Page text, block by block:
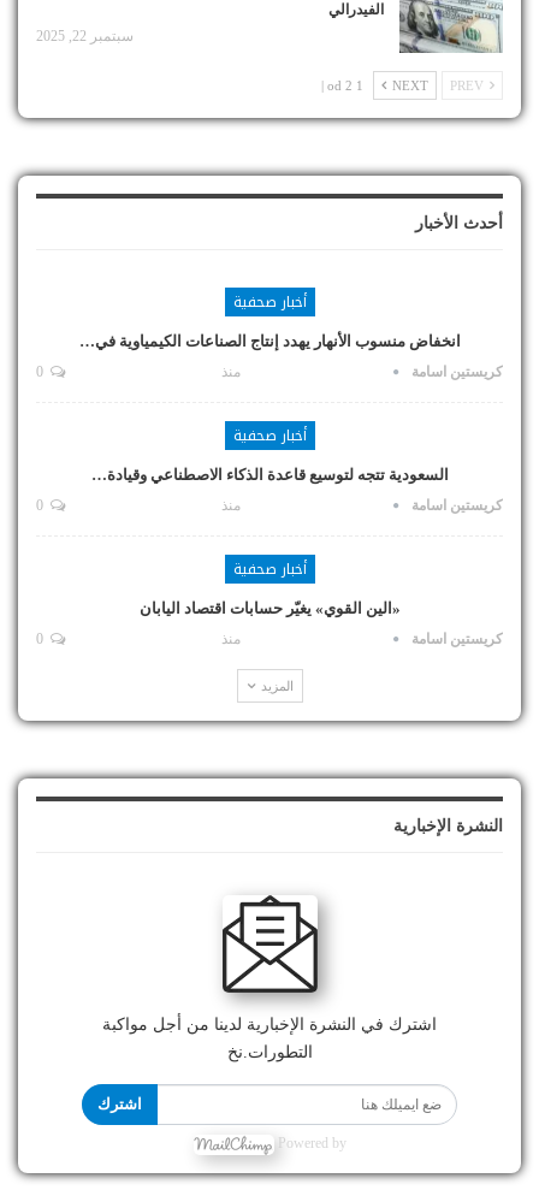
الفيدرالي
سبتمبر 22, 2025
NEXT
1 od 2 |
أحدث الأخبار
أخبار صحفية
انخفاض منسوب الأنهار يهدد إنتاج الصناعات الكيمياوية في…
كريستين اسامة منذ
أخبار صحفية
السعودية تتجه لتوسيع قاعدة الذكاء الاصطناعي وقيادة…
كريستين اسامة منذ
أخبار صحفية
«الين القوي» يغيّر حسابات اقتصاد اليابان
كريستين اسامة منذ
المزيد
النشرة الإخبارية
اشترك في النشرة الإخبارية لدينا من أجل مواكبة
التطورات.نخ
اشترك
Powered by